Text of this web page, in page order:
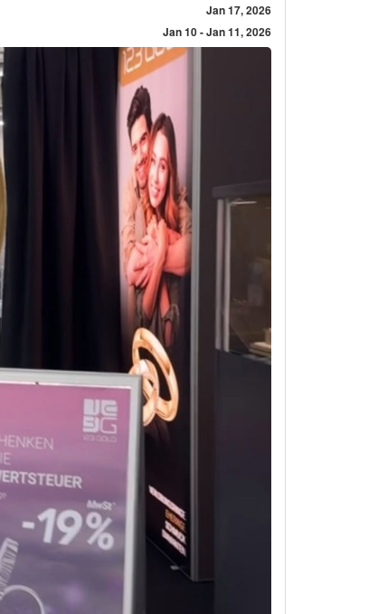
Jan 17, 2026
Jan 10 - Jan 11, 2026